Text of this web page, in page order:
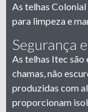
As telhas
para limpeza e
Segurança
As telhas Itec
chamas, não
produzidas com
proporcionam